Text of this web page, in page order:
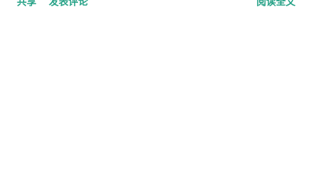
一、钓鱼岛归属问题上跟日本的直接冲突等。 79年跟越南的战